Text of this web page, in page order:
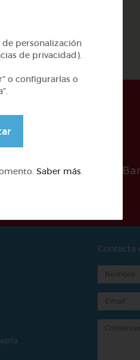
de la Fundación
Contacta
personalización
de privacidad).
o configurarlas o
Saber más.